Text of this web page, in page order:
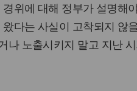
위에 대해 정부가 설명해
다는 사실이 고착되지 않
나 노출시키지 말고 지난